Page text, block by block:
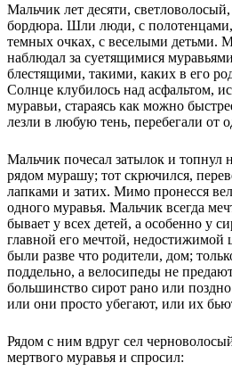
Мальчик лет десяти,
бордюра. Шли люди, с
темных очках, с веселыми детьми.
наблюдал за суетящимися
блестящими, такими, каких в его
Солнце клубилось над асфальтом,
муравьи, стараясь как можно
лезли в любую тень, перебегали от
Мальчик почесал затылок и
рядом мурашу; тот скрючился,
лапками и затих. Мимо пронесся
одного муравья. Мальчик всегда
бывает у всех детей, а особенно у
главной его мечтой, недостижимой
были разве что родители, дом;
поддельно, а велосипеды не
большинство сирот рано или
или они просто убегают, или их
Рядом с ним вдруг сел
мертвого муравья и спросил: